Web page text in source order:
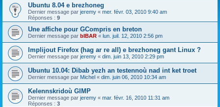
Ubuntu 8.04 e brezhoneg
Dernier message par jeremy « mer. févr. 03, 2010 9:40 am
Réponses : 9
Une affiche pour GCompris en breton
Dernier message par bIBAR « lun. juil. 12, 2010 2:56 pm
Implijout Firefox (hag ar re all) e brezhoneg gant Linux ?
Dernier message par jeremy « dim. juin 13, 2010 2:29 pm
Ubuntu 10.04: Dibab yezh an testennoù nad int ket troet
Dernier message par Michel « dim. juin 06, 2010 10:34 am
Kelennskridoù GIMP
Dernier message par jeremy « mar. févr. 16, 2010 11:31 am
Réponses : 3